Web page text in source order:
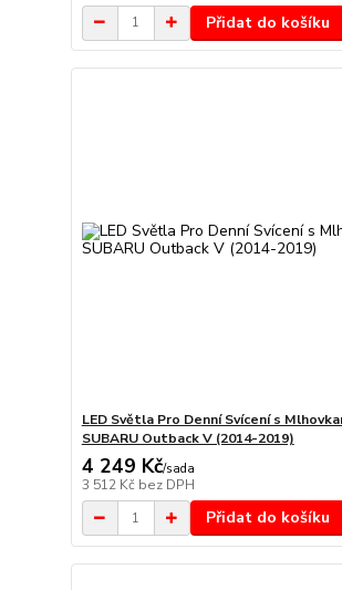
Přidat do košíku
LED Světla Pro Denní Svícení s
SUBARU Outback V (2014-2019)
4 249 Kč/sada
3 512 Kč bez DPH
Přidat do košíku